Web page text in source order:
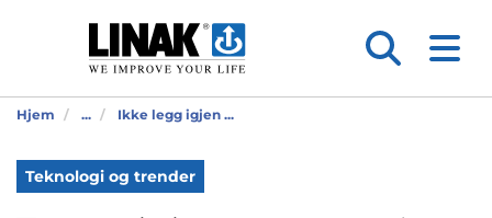
Hjem ... Ikke legg igjen ...
Teknologi og trender